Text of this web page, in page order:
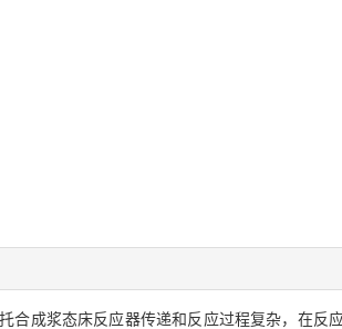
合成浆态床反应器传递和反应过程复杂，在反